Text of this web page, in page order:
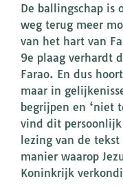
De ballingschap is
weg terug meer
van het hart van
9e plaag verhardt
Farao. En dus
maar in
begrijpen en ‘niet
vind dit
lezing van de
manier waarop
Koninkrijk